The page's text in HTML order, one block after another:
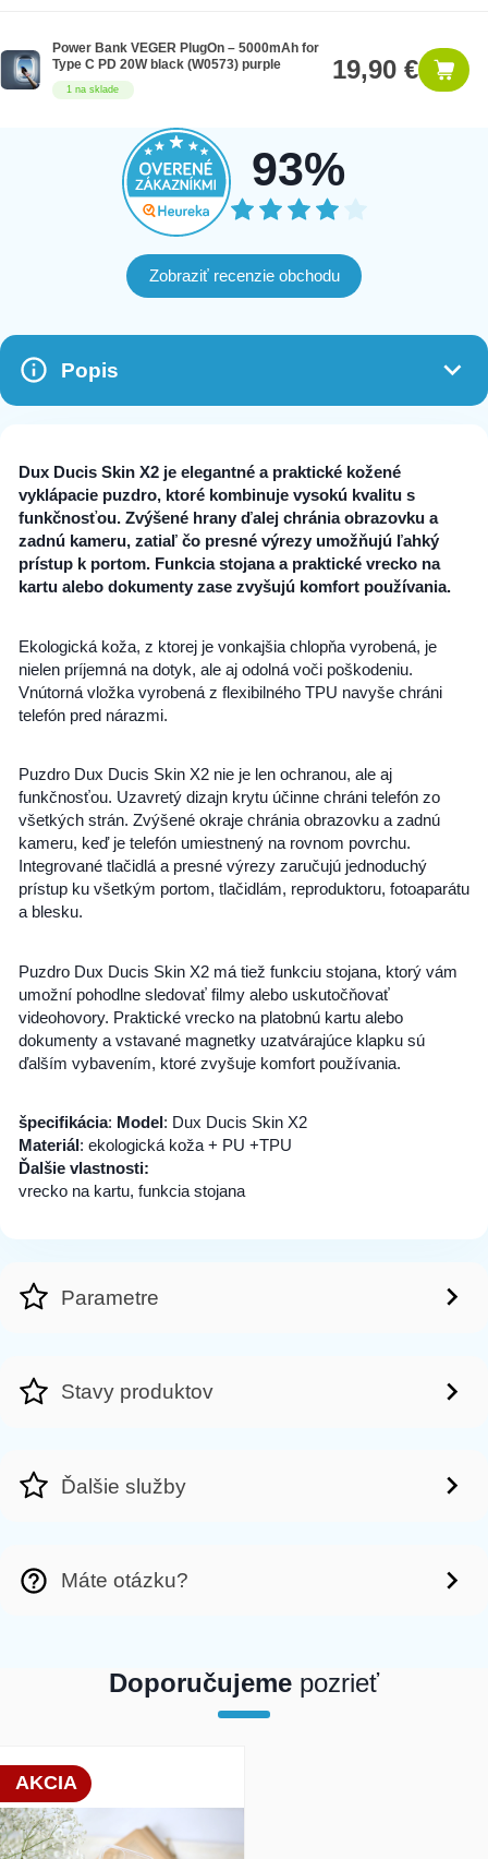
1 na sklade
Power Bank VEGER PlugOn – 5000mAh for
Type C PD 20W black (W0573) purple
19,90 €
93%
Zobraziť recenzie obchodu
Popis
Dux Ducis Skin X2 je elegantné a praktické kožené
vyklápacie puzdro, ktoré kombinuje vysokú kvalitu s
funkčnosťou. Zvýšené hrany ďalej chránia obrazovku a
zadnú kameru, zatiaľ čo presné výrezy umožňujú ľahký
prístup k portom. Funkcia stojana a praktické vrecko na
kartu alebo dokumenty zase zvyšujú komfort používania.
Ekologická koža, z ktorej je vonkajšia chlopňa vyrobená, je
nielen príjemná na dotyk, ale aj odolná voči poškodeniu.
Vnútorná vložka vyrobená z flexibilného TPU navyše chráni
telefón pred nárazmi.
Puzdro Dux Ducis Skin X2 nie je len ochranou, ale aj
funkčnosťou. Uzavretý dizajn krytu účinne chráni telefón zo
všetkých strán. Zvýšené okraje chránia obrazovku a zadnú
kameru, keď je telefón umiestnený na rovnom povrchu.
Integrované tlačidlá a presné výrezy zaručujú jednoduchý
prístup ku všetkým portom, tlačidlám, reproduktoru, fotoaparátu
a blesku.
Puzdro Dux Ducis Skin X2 má tiež funkciu stojana, ktorý vám
umožní pohodlne sledovať filmy alebo uskutočňovať
videohovory. Praktické vrecko na platobnú kartu alebo
dokumenty a vstavané magnetky uzatvárajúce klapku sú
ďalším vybavením, ktoré zvyšuje komfort používania.
špecifikácia: Model: Dux Ducis Skin X2
Materiál: ekologická koža + PU +TPU
Ďalšie vlastnosti:
vrecko na kartu, funkcia stojana
Parametre
Stavy produktov
Ďalšie služby
Máte otázku?
Doporučujeme pozrieť
AKCIA